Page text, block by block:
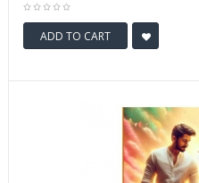
ADD TO CART